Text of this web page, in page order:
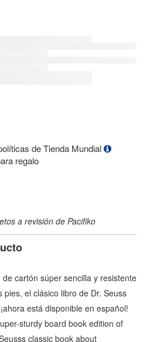
de Tienda Mundial
regalo
a revisión de Pacifiko
cartón súper sencilla y resistente
pies, el clásico libro de Dr. Seuss
está disponible en español!
sturdy board book edition of
classic book about